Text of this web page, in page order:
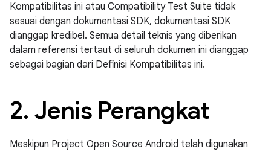
Kompatibilitas ini atau Compatibility Test Suite tidak
sesuai dengan dokumentasi SDK, dokumentasi SDK
dianggap kredibel. Semua detail teknis yang diberikan
dalam referensi tertaut di seluruh dokumen ini dianggap
sebagai bagian dari Definisi Kompatibilitas ini.
2. Jenis Perangkat
Meskipun Project Open Source Android telah digunakan